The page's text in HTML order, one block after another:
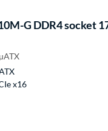
G DDR4 socket
x16